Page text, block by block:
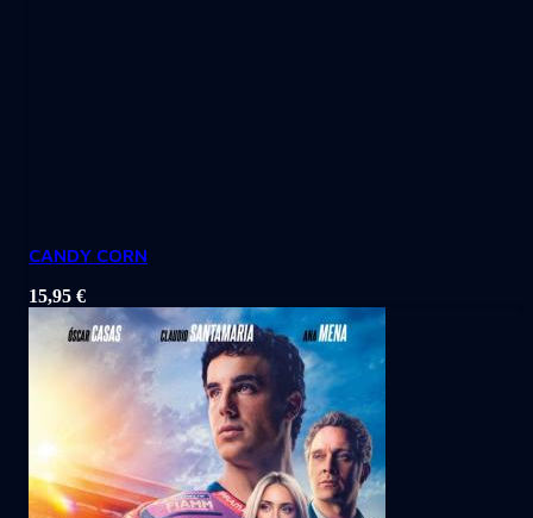
CANDY CORN
15,95 €